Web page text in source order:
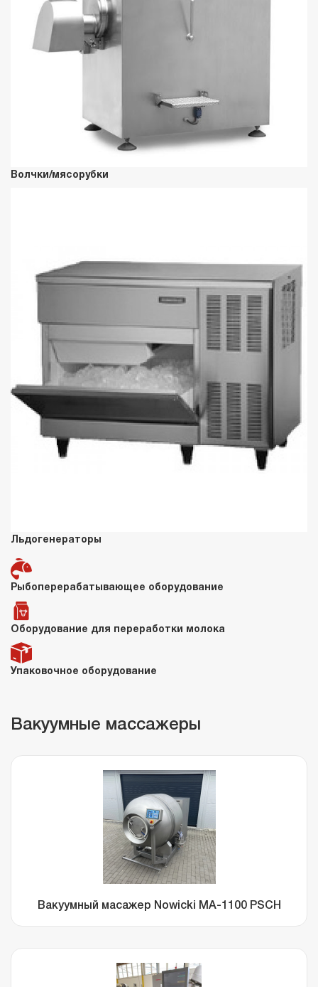
Волчки/мясорубки
Льдогенераторы
Рыбоперерабатывающее оборудование
Оборудование для переработки молока
Упаковочное оборудование
Вакуумные массажеры
Вакуумный масажер Nowicki MA-1100 PSCH